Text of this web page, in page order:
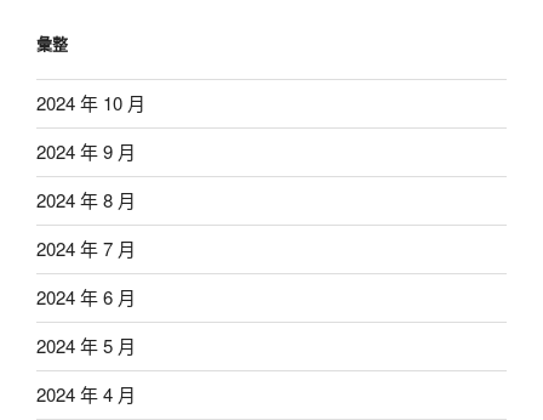
彙整
2024 年 10 月
2024 年 9 月
2024 年 8 月
2024 年 7 月
2024 年 6 月
2024 年 5 月
2024 年 4 月